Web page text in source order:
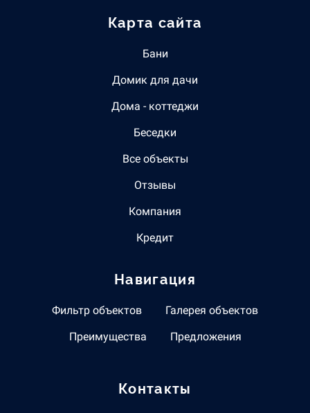
Карта сайта
Бани
Домик для дачи
Дома - коттеджи
Беседки
Все объекты
Отзывы
Компания
Кредит
Навигация
Фильтр объектов
Галерея объектов
Преимущества
Предложения
Контакты